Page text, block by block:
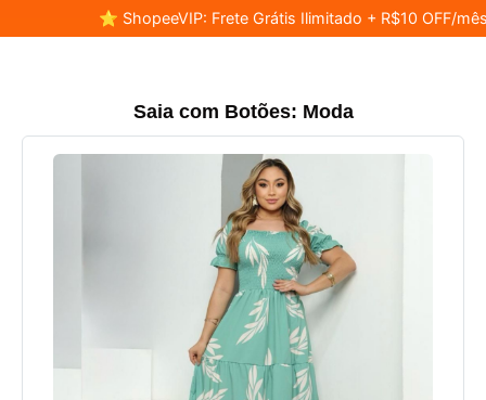
⭐ ShopeeVIP: Frete Grátis Ilimitado + R$10 OFF/
Saia com Botões: Moda